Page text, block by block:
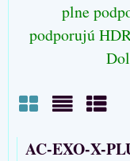
plne
podporujú
Mriežka
AC-EXO-X-